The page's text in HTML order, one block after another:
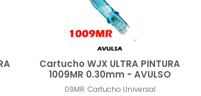
Cartucho WJX ULTRA PINTURA
1009MR 0.30mm - AVULSO
09MR Cartucho Universal